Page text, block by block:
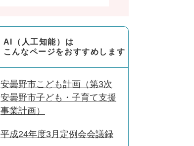
AI（人工知能）は
こんなページをおすすめします
安曇野市こども計画（第3次
安曇野市子ども・子育て支援
事業計画）
平成24年度3月定例会会議録